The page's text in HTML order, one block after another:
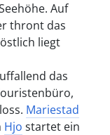
Auf
thront das
liegt
das
Mariestad
Hjo startet ein